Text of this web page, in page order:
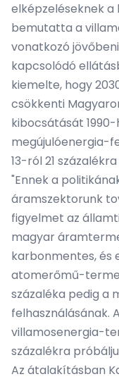
elképzeléseknek
bemutatta a
vonatkozó
kapcsolódó
kiemelte, hogy
csökkenti
kibocsátását
megújulóenergia-
13-ról 21
"Ennek a
áramszektorunk
figyelmet az
magyar
karbonmentes, és
atomerőmű-
százaléka pedig a
felhasználásának.
villamosenergia-
százalékra
Az átalakításban